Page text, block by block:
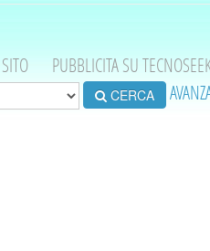
PUBBLICITA SU
CERCA